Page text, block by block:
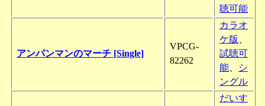
聴可能
アンパンマンのマーチ [Single]
VPCG-
82262
カラオ
ケ版
試聴可
能
シ
ングル
だいす